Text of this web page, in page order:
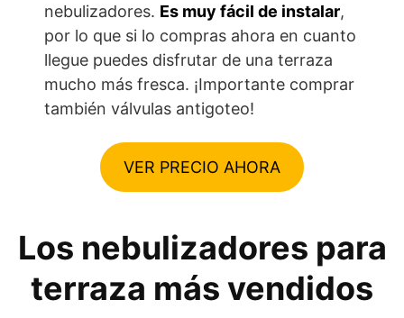
nebulizadores. Es muy fácil de instalar,
por lo que si lo compras ahora en cuanto
llegue puedes disfrutar de una terraza
mucho más fresca. ¡Importante comprar
también válvulas antigoteo!
VER PRECIO AHORA
Los nebulizadores para
terraza más vendidos